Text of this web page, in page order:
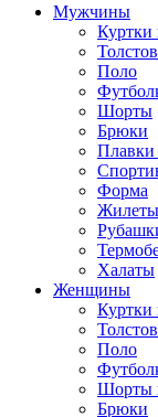
Мужчины
Куртки
Поло
Шорты
Брюки
Плавки
Форма
Жилеты
Халаты
Женщины
Куртки
Поло
Шорты
Брюки